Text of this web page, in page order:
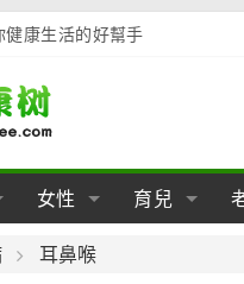
康生活的好幫手
男性早泄
女性
女性乳房
育兒
耳鼻喉